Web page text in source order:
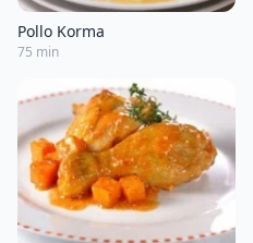
Pollo Korma
75 min